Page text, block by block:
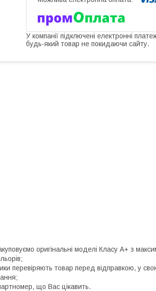
У компанії підключені електронні
будь-який товар не покидаючи сайту.
оригінальні моделі Класу А+ з
перевіряють товар перед відправкою, у
що Вас цікавить.